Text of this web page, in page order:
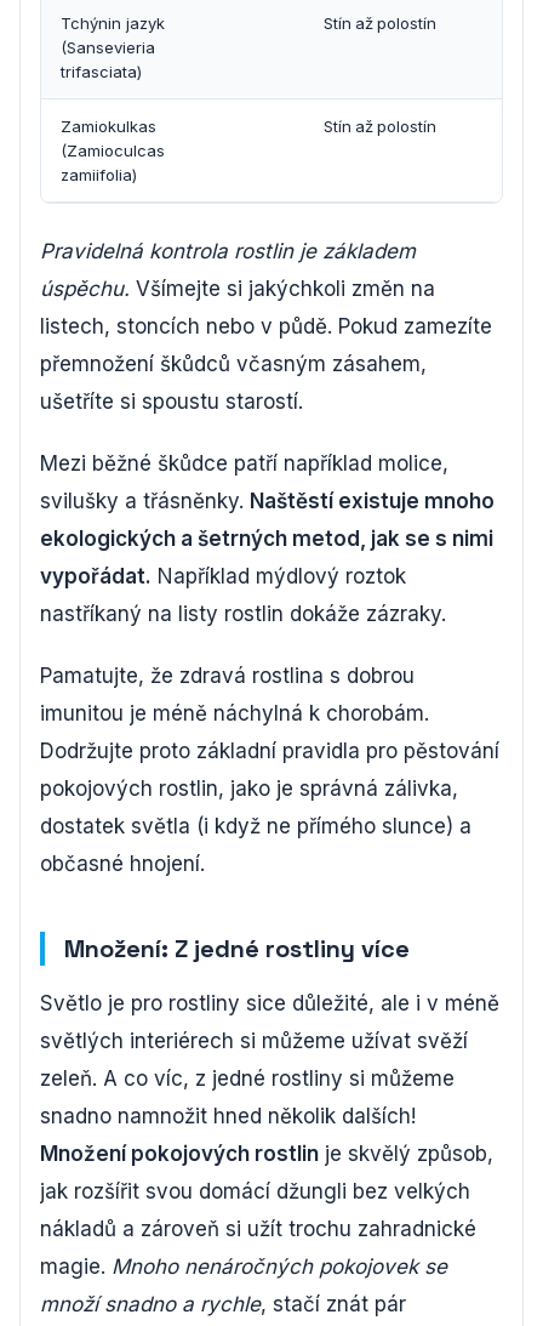
Tchýnin jazyk
(Sansevieria
trifasciata)
Stín až polostín
Zamiokulkas
(Zamioculcas
zamiifolia)
Stín až polostín
Pravidelná kontrola rostlin je základem
úspěchu. Všímejte si jakýchkoli změn na
listech, stoncích nebo v půdě. Pokud zamezíte
přemnožení škůdců včasným zásahem,
ušetříte si spoustu starostí.
Mezi běžné škůdce patří například molice,
svilušky a třásněnky. Naštěstí existuje mnoho
ekologických a šetrných metod, jak se s nimi
vypořádat. Například mýdlový roztok
nastříkaný na listy rostlin dokáže zázraky.
Pamatujte, že zdravá rostlina s dobrou
imunitou je méně náchylná k chorobám.
Dodržujte proto základní pravidla pro pěstování
pokojových rostlin, jako je správná zálivka,
dostatek světla (i když ne přímého slunce) a
občasné hnojení.
Množení: Z jedné rostliny více
Světlo je pro rostliny sice důležité, ale i v méně
světlých interiérech si můžeme užívat svěží
zeleň. A co víc, z jedné rostliny si můžeme
snadno namnožit hned několik dalších!
Množení pokojových rostlin je skvělý způsob,
jak rozšířit svou domácí džungli bez velkých
nákladů a zároveň si užít trochu zahradnické
magie. Mnoho nenáročných pokojovek se
množí snadno a rychle, stačí znát pár